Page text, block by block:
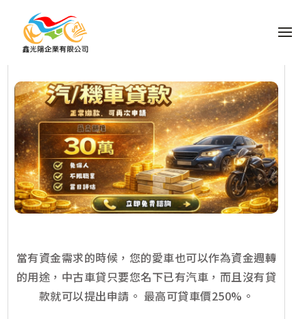
當有資金需求的時候，您的愛車也可以作為資金週轉
的用途，中古車貸只要您名下已有汽車，而且沒有貸
款就可以提出申請。 最高可貸車價250%。